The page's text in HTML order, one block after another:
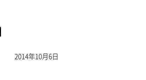
2014年10月6日